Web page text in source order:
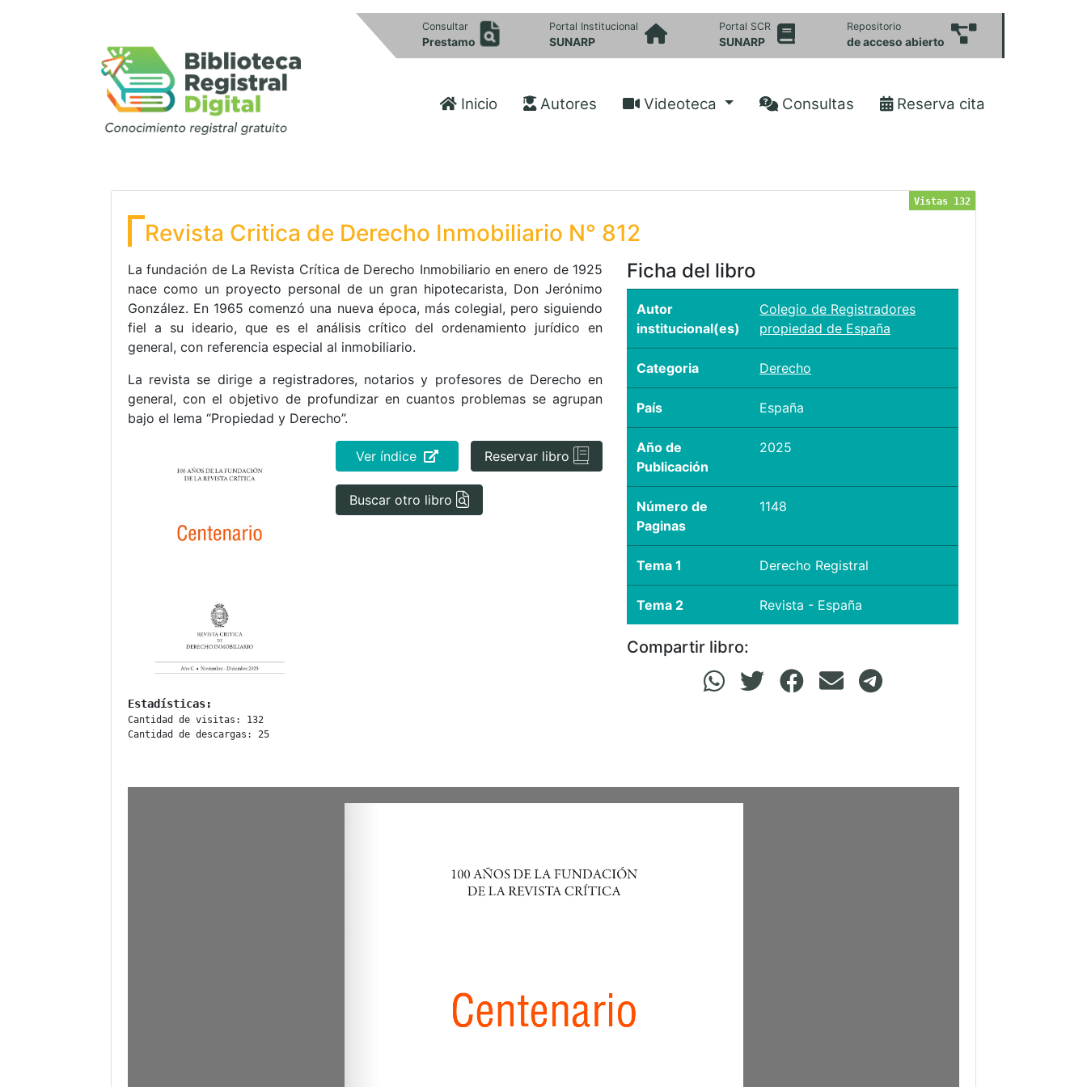
Consultar
Prestamo
Portal Institucional
SUNARP
Portal SCR
SUNARP
Repositorio
de acceso abierto
Inicio Autores Videoteca Consultas Reserva cita
Vistas 132
Revista Critica de Derecho Inmobiliario N° 812
La fundación de La Revista Crítica de Derecho Inmobiliario en enero de 1925
nace como un proyecto personal de un gran hipotecarista, Don Jerónimo
González. En 1965 comenzó una nueva época, más colegial, pero siguiendo
fiel a su ideario, que es el análisis crítico del ordenamiento jurídico en
general, con referencia especial al inmobiliario.
La revista se dirige a registradores, notarios y profesores de Derecho en
general, con el objetivo de profundizar en cuantos problemas se agrupan
bajo el lema “Propiedad y Derecho”.
Ver índice Reservar libro
Buscar otro libro
Estadísticas:
Cantidad de visitas: 132
Cantidad de descargas: 25
Ficha del libro
Autor
institucional(es)
Colegio de Registradores
propiedad de España
Categoria Derecho
País España
Año de
Publicación
2025
Número de
Paginas
1148
Tema 1 Derecho Registral
Tema 2 Revista - España
Compartir libro: